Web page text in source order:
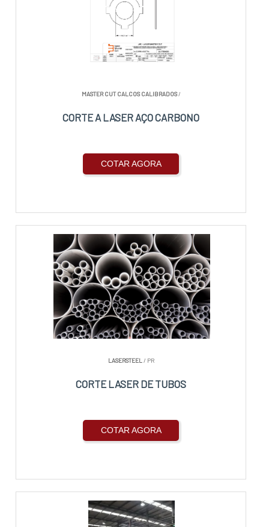
MASTER CUT CALCOS CALIBRADOS/
CORTE A LASER AÇO CARBONO
COTAR AGORA
LASERSTEEL/ PR
CORTE LASER DE TUBOS
COTAR AGORA